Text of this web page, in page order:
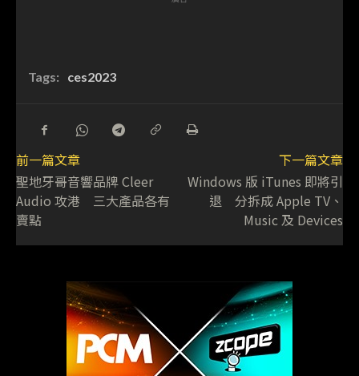
Tags: ces2023
前一篇文章
聖地牙哥音響品牌 Cleer
Audio 攻港 三大產品各有
賣點
下一篇文章
Windows 版 iTunes 即將引
退 分拆成 Apple TV、
Music 及 Devices